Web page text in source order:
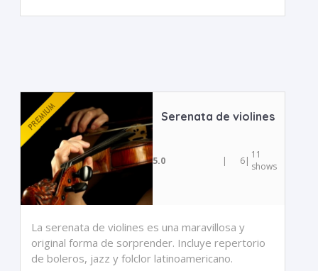
Serenata de violines
5.0 | 6| 11
shows
La serenata de violines es una maravillosa y
original forma de sorprender. Incluye repertorio
de boleros, jazz y folclor latinoamericano.